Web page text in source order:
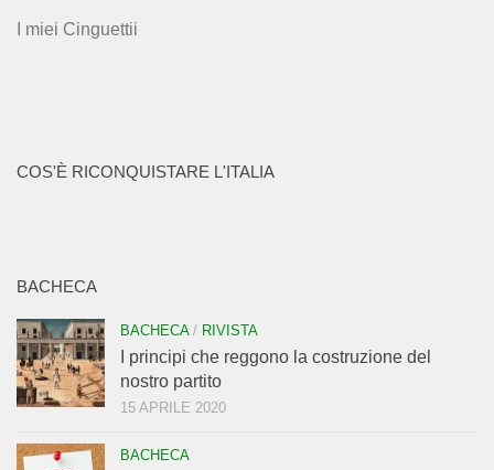
I miei Cinguettii
COS'È RICONQUISTARE L'ITALIA
BACHECA
BACHECA/ RIVISTA
I principi che reggono la costruzione del
nostro partito
15 APRILE 2020
BACHECA